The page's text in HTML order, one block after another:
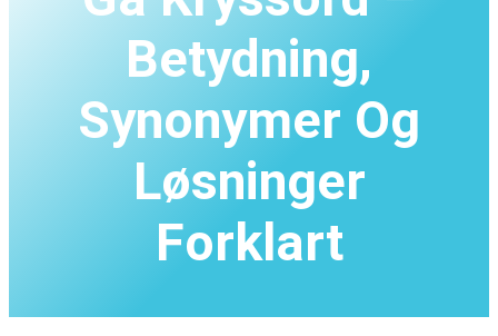
Betydning,
Synonymer Og
Løsninger
Forklart